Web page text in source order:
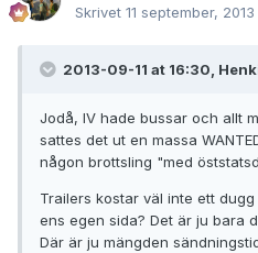
Skrivet 11 september, 2013
2013-09-11 at 16:30,
Jodå, IV hade bussar och allt
sattes det ut en massa
någon brottsling "med
Trailers kostar väl inte ett
ens egen sida? Det är ju bara
Där är ju mängden